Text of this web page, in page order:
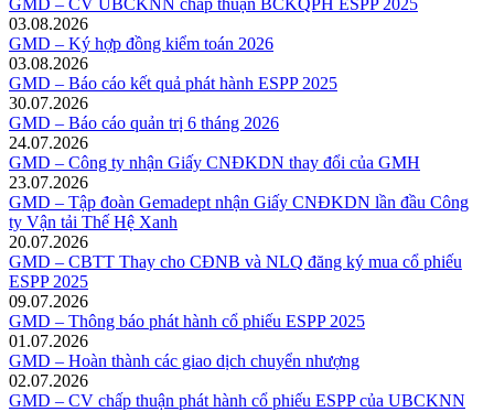
GMD – CV UBCKNN chấp thuận BCKQPH ESPP 2025
03.08.2026
GMD – Ký hợp đồng kiểm toán 2026
03.08.2026
GMD – Báo cáo kết quả phát hành ESPP 2025
30.07.2026
GMD – Báo cáo quản trị 6 tháng 2026
24.07.2026
GMD – Công ty nhận Giấy CNĐKDN thay đổi của GMH
23.07.2026
GMD – Tập đoàn Gemadept nhận Giấy CNĐKDN lần đầu Công
ty Vận tải Thế Hệ Xanh
20.07.2026
GMD – CBTT Thay cho CĐNB và NLQ đăng ký mua cổ phiếu
ESPP 2025
09.07.2026
GMD – Thông báo phát hành cổ phiếu ESPP 2025
01.07.2026
GMD – Hoàn thành các giao dịch chuyển nhượng
02.07.2026
GMD – CV chấp thuận phát hành cổ phiếu ESPP của UBCKNN